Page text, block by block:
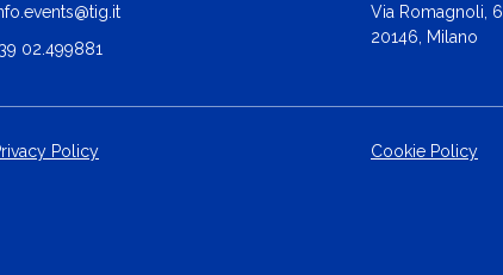
02.499881
Via Romagnoli, 6
20146, Milano
Policy Cookie Policy